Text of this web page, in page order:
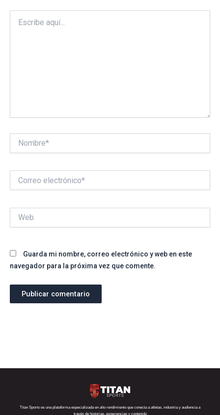
aquí...
electrónico*
Guarda mi nombre, correo electrónico y web en este
navegador para la próxima vez que comente.
Titan Sports es una plataforma especializada en alto rendimiento que conecta a atletas, industria y audiencia a
través de historias, experiencias y contenido